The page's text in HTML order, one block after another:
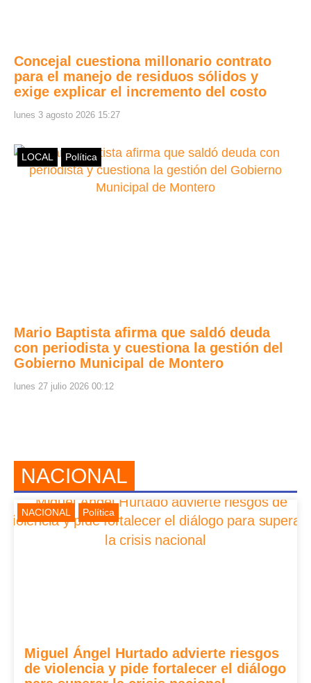
Concejal cuestiona millonario contrato
para el manejo de residuos sólidos y
exige explicar el incremento del costo
lunes 3 agosto 2026 15:27
LOCAL Política
Mario Baptista afirma que saldó deuda
con periodista y cuestiona la gestión del
Gobierno Municipal de Montero
lunes 27 julio 2026 00:12
NACIONAL
NACIONAL Política
Miguel Ángel Hurtado advierte riesgos
de violencia y pide fortalecer el diálogo